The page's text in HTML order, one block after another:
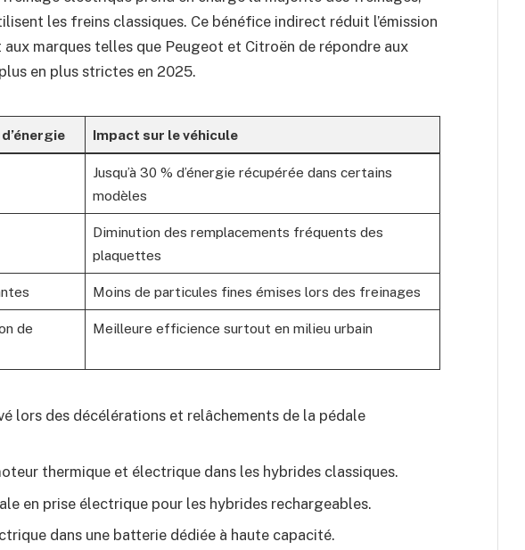
les freins classiques. Ce bénéfice indirect réduit l’émission
marques telles que Peugeot et Citroën de répondre aux
en plus strictes en 2025.
Impact sur le véhicule
Jusqu’à 30 % d’énergie récupérée dans certains
modèles
Diminution des remplacements fréquents des
plaquettes
Moins de particules fines émises lors des freinages
de
Meilleure efficience surtout en milieu urbain
lors des décélérations et relâchements de la pédale
thermique et électrique dans les hybrides classiques.
en prise électrique pour les hybrides rechargeables.
dans une batterie dédiée à haute capacité.